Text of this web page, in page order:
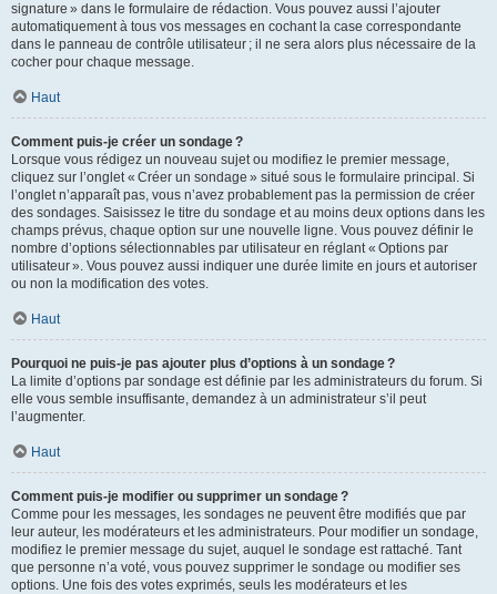
signature » dans le formulaire de rédaction. Vous pouvez aussi l’ajouter
automatiquement à tous vos messages en cochant la case correspondante
dans le panneau de contrôle utilisateur ; il ne sera alors plus nécessaire de la
cocher pour chaque message.
Haut
Comment puis-je créer un sondage ?
Lorsque vous rédigez un nouveau sujet ou modifiez le premier message,
cliquez sur l’onglet « Créer un sondage » situé sous le formulaire principal. Si
l’onglet n’apparaît pas, vous n’avez probablement pas la permission de créer
des sondages. Saisissez le titre du sondage et au moins deux options dans les
champs prévus, chaque option sur une nouvelle ligne. Vous pouvez définir le
nombre d’options sélectionnables par utilisateur en réglant « Options par
utilisateur ». Vous pouvez aussi indiquer une durée limite en jours et autoriser
ou non la modification des votes.
Haut
Pourquoi ne puis-je pas ajouter plus d’options à un sondage ?
La limite d’options par sondage est définie par les administrateurs du forum. Si
elle vous semble insuffisante, demandez à un administrateur s’il peut
l’augmenter.
Haut
Comment puis-je modifier ou supprimer un sondage ?
Comme pour les messages, les sondages ne peuvent être modifiés que par
leur auteur, les modérateurs et les administrateurs. Pour modifier un sondage,
modifiez le premier message du sujet, auquel le sondage est rattaché. Tant
que personne n’a voté, vous pouvez supprimer le sondage ou modifier ses
options. Une fois des votes exprimés, seuls les modérateurs et les